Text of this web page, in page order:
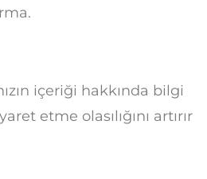
içeriği hakkında bilgi
etme olasılığını artırır